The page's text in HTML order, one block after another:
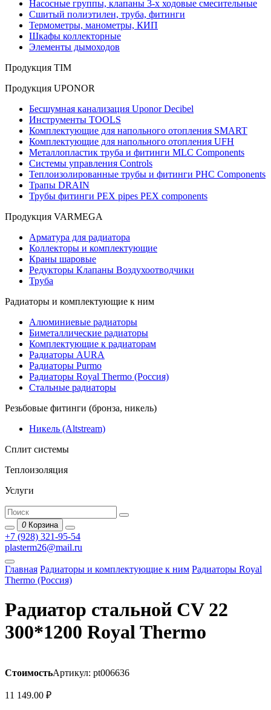
Насосные группы, клапаны 3-х ходовые смесительные
Сшитый полиэтилен, труба, фитинги
Термометры, манометры, КИП
Шкафы коллекторные
Элементы дымоходов
Продукция TIM
Продукция UPONOR
Бесшумная канализация Uponor Decibel
Инструменты TOOLS
Комплектующие для напольного отопления SMART
Комплектующие для напольного отопления UFH
Металлопластик труба и фитинги MLC Components
Системы управления Controls
Теплоизолированные трубы и фитинги PHC Components
Трапы DRAIN
Трубы фитинги PEX pipes PEX components
Продукция VARMEGA
Арматура для радиатора
Коллекторы и комплектующие
Краны шаровые
Редукторы Клапаны Воздухоотводчики
Труба
Радиаторы и комплектующие к ним
Алюминиевые радиаторы
Биметаллические радиаторы
Комплектующие к радиаторам
Радиаторы AURA
Радиаторы Purmo
Радиаторы Royal Thermo (Россия)
Стальные радиаторы
Резьбовые фитинги (бронза, никель)
Никель (Altstream)
Сплит системы
Теплоизоляция
Услуги
0 Корзина
+7 (928) 321-95-54
plasterm26@mail.ru
Главная Радиаторы и комплектующие к ним Радиаторы Royal
Thermo (Россия)
Радиатор стальной СV 22
300*1200 Royal Thermo
СтоимостьАртикул: pt006636
11 149.00 ₽